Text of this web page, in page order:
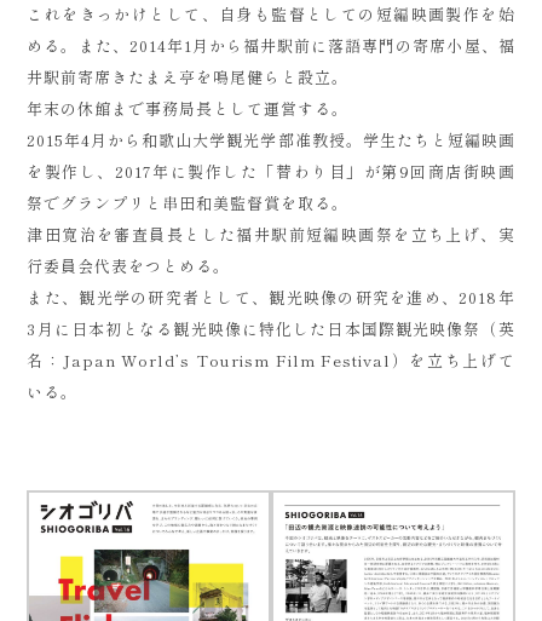
これをきっかけとして、自身も監督としての短編映画製作を始
める。また、2014年1月から福井駅前に落語専門の寄席小屋、福
井駅前寄席きたまえ亭を鳴尾健らと設立。
年末の休館まで事務局長として運営する。
2015年4月から和歌山大学観光学部准教授。学生たちと短編映画
を製作し、2017年に製作した「替わり目」が第9回商店街映画
祭でグランプリと串田和美監督賞を取る。
津田寛治を審査員長とした福井駅前短編映画祭を立ち上げ、実
行委員会代表をつとめる。
また、観光学の研究者として、観光映像の研究を進め、2018年
3月に日本初となる観光映像に特化した日本国際観光映像祭（英
名：Japan World’s Tourism Film Festival）を立ち上げて
いる。